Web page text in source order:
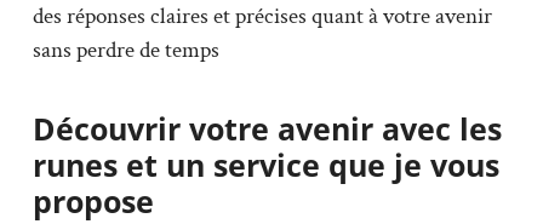
des réponses claires et précises quant à votre avenir
sans perdre de temps
Découvrir votre avenir avec les
runes et un service que je vous
propose